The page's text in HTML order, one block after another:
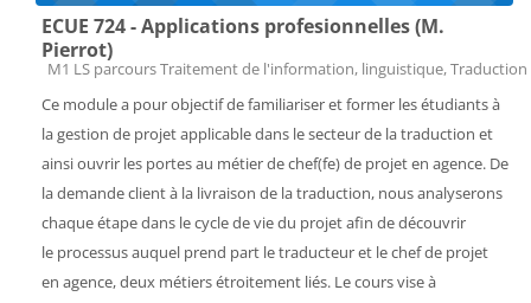
ECUE 724 - Applications profesionnelles (M.
Pierrot)
Catégorie de cours
M1 LS parcours Traitement de l'information, linguistique, Traduction
Ce module a pour objectif de familiariser et former les étudiants à
la gestion de projet applicable dans le secteur de la traduction et
ainsi ouvrir les portes au métier de chef(fe) de projet en agence. De
la demande client à la livraison de la traduction, nous analyserons
chaque étape dans le cycle de vie du projet afin de découvrir
le processus auquel prend part le traducteur et le chef de projet
en agence, deux métiers étroitement liés. Le cours vise à